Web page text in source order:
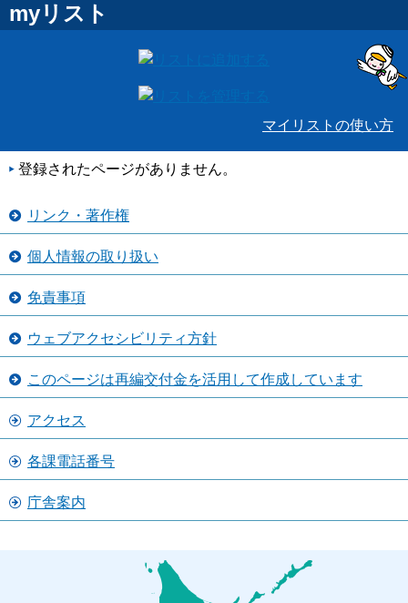
myリスト
マイリストの使い方
登録されたページがありません。
リンク・著作権
個人情報の取り扱い
免責事項
ウェブアクセシビリティ方針
このページは再編交付金を活用して作成しています
アクセス
各課電話番号
庁舎案内